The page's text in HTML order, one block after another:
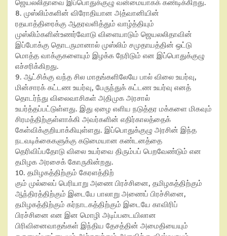
ஜெயலலிதாவை இப்பொதுக்குழு வன்மையாகக் கண்டிக்கிறது.
8. முஸ்லிம்களின் விரோதியான அத்வானியின்
ரதயாத்திரைக்கு ஆதரவளித்தும் வாழ்த்தியும்
முஸ்லிம்களின்உணர்வோடு விளையாடும் ஜெயலலிதாவின்
இப்போக்கு தொடருமானால் முஸ்லிம் சமுதாயத்தின் ஒட்டு
மொத்த வாக்குகளையும் இழக்க நேரிடும் என இப்பொதுக்குழு
எச்சரிக்கிறது.
9. ஆட்சிக்கு வந்த சில மாதங்களிலேயே பால் விலை உயர்வு,
மின்சாரக் கட்டண உயர்வு, பேருந்துக் கட்டண உயர்வு எனத்
தொடர்ந்து விலைவாசிகள் அதிமுக அரசால்
உயர்த்தப்பட்டுள்ளது. இது ஏழை எளிய நடுத்தர மக்களை மிகவும்
சிரமத்திற்குள்ளாக்கி அவர்களின் எதிர்காலத்தைக்
கேள்விக்குறியாக்கியுள்ளது. இப்பொதுக்குழு அரசின் இந்த
நடவடிக்கைகளுக்கு கடுமையான கண்டனத்தை
தெரிவிப்பதோடு விலை உயர்வை திரும்பப் பெறவேண்டும் என
தமிழக அரசைக் கோருகின்றது.
10. தமிழகத்திற்கும் கேரளத்திற்
கும் முல்லைப் பெரியாறு அணை பிரச்சினை, தமிழகத்திற்கும்
ஆந்திரத்திற்கும் இடையே பாலாறு அணைப் பிரச்சினை,
தமிழகத்திற்கும் கர்நாடகத்திற்கும் இடையே காவிரிப்
பிரச்சினை என இன மொழி அடிப்படையிலான
பிரிவினைவாதங்கள் இந்திய தேசத்தின் அமைதியையும்